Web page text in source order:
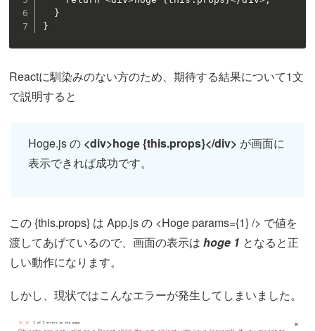
  }
}
Reactに馴染みのない方のため、期待する結果について1文
で説明すると
Hoge.js の <div>hoge {this.props}</div> が画面に
表示できれば成功です。
この {this.props} は App.js の <Hoge params={1} /> で値を
渡してあげているので、画面の表示はhoge 1 となると正
しい動作になります。
しかし、現状ではこんなエラーが発生してしまいました。